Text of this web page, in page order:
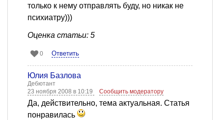
только к нему отправлять буду, но никак не
психиатру)))
Оценка статьи: 5
0 Ответить
Юлия Базлова
Дебютант
23 ноября 2008 в 10:19
Сообщить модератору
Да, действительно, тема актуальная. Статья
понравилась